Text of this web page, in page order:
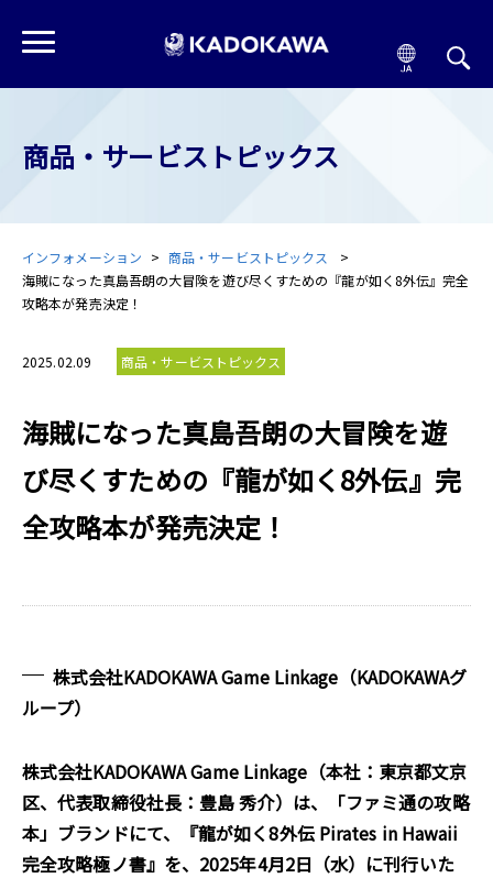
商品・サービストピックス
インフォメーション
商品・サービストピックス
海賊になった真島吾朗の大冒険を遊び尽くすための『龍が如く8外伝』完全
攻略本が発売決定！
2025.02.09 商品・サービストピックス
海賊になった真島吾朗の大冒険を遊
び尽くすための『龍が如く8外伝』完
全攻略本が発売決定！
株式会社KADOKAWA Game Linkage（KADOKAWAグ
ループ）
株式会社KADOKAWA Game Linkage（本社：東京都文京
区、代表取締役社長：豊島 秀介）は、「ファミ通の攻略
本」ブランドにて、『龍が如く8外伝 Pirates in Hawaii
完全攻略極ノ書』を、2025年4月2日（水）に刊行いた